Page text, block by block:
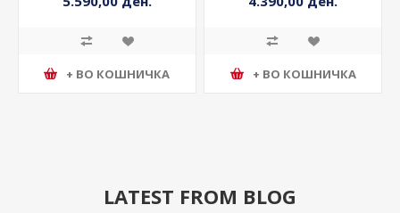
5.590,00 ден.
+ ВО КОШНИЧКА
4.390,00 ден.
+ ВО КОШНИЧКА
LATEST FROM BLOG